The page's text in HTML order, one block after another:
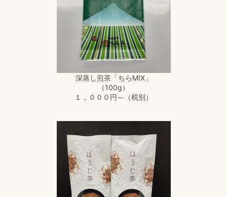
深蒸し煎茶「ちらMIX」
（100g）
１，０００円～（税別）